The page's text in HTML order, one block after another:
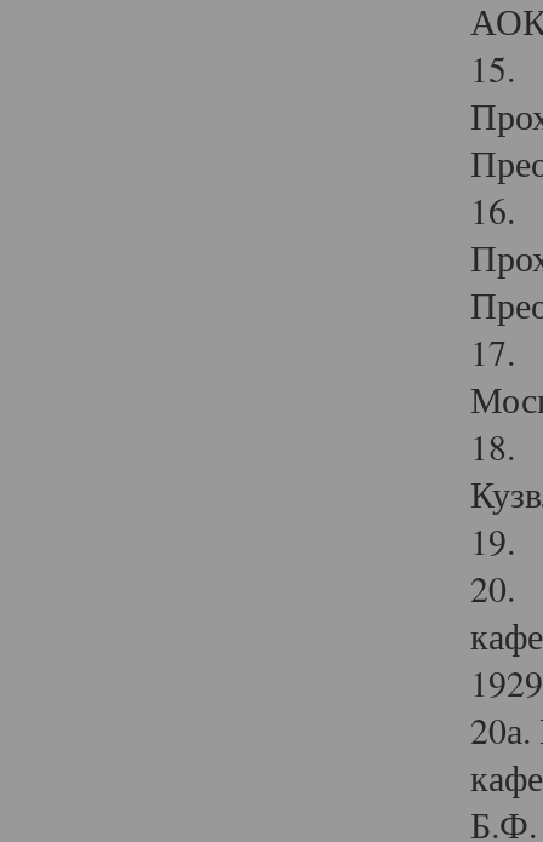
15.
16.
17.
18.
19.
20.
Б.Ф.